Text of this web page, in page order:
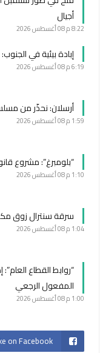
أجيال
8:22 م 08 أغسطس 2026
إبادة بيئية في
6:19 م 08 أغسطس 2026
أرسلان: نحذّر من
1:59 م 08 أغسطس 2026
“بلومبرغ”: مشروع
1:10 م 08 أغسطس 2026
سرقة سنترال زوق
1:04 م 08 أغسطس 2026
“روابط القطاع
المفعول الرجعي
1:00 م 08 أغسطس 2026
on Facebook